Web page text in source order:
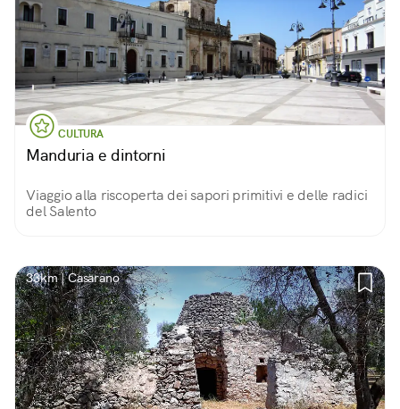
CULTURA
Manduria e dintorni
Viaggio alla riscoperta dei sapori primitivi e delle radici
del Salento
33km | Casarano